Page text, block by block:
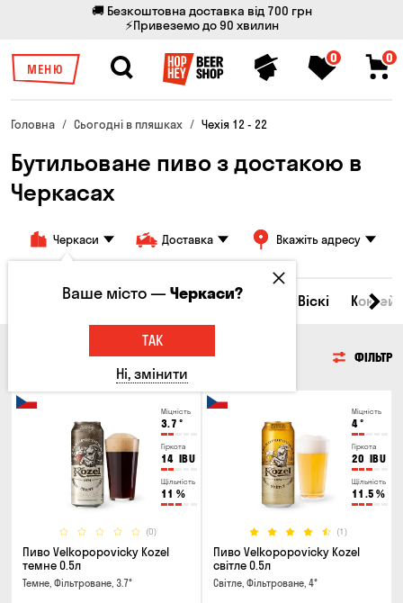
🚚 Безкоштовна доставка від 700 грн
⚡Привеземо до 90 хвилин
МЕНЮ
0 0
Головна Сьогодні в пляшках Чехія 12 - 22
Бутильоване пиво з достакою в
Черкасах
Черкаси Доставка Вкажіть адресу
Всі товари Пиво Сидр Віскі
ФІЛЬТР
Міцність
3.7 °
Гіркота
14 IBU
Щільність
11 %
(0)
Пиво Velkopopovicky Kozel
темне 0.5л
Темне, Фільтроване, 3.7°
Міцність
4°
Гіркота
20 IBU
Щільність
11.5 %
(1)
Пиво Velkopopovicky Kozel
світле 0.5л
Світле, Фільтроване, 4°
Ваше місто —Черкаси?
ТАК
Ні, змінити